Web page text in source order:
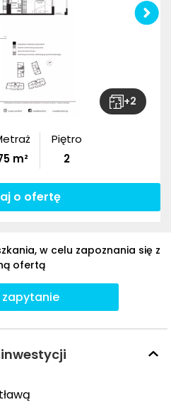
+2
m²
Piętro
2
o ofertę
w celu zapoznania się z
ofertą
zapytanie